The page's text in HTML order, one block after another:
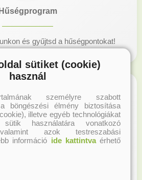
Hűségprogram
és gyűjtsd a hűségpontokat!
sütiket (cookie)
használ
személyre szabott
böngészési élmény biztosítása
illetve egyéb technológiákat
használatára vonatkozó
azok testreszabási
információ ide kattintvaérhető